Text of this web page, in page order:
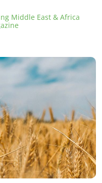
Middle East & Africa